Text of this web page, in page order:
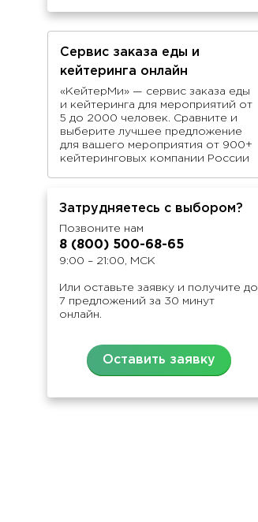
Сервис заказа еды и
кейтеринга онлайн
«КейтерМи» — сервис заказа еды
и кейтеринга для мероприятий от
5 до 2000 человек. Сравните и
выберите лучшее предложение
для вашего мероприятия от 900+
кейтеринговых компании России
Затрудняетесь с выбором?
Позвоните нам
8 (800) 500-68-65
9:00 – 21:00, МСК
Или оставьте заявку и получите до
7 предложений за 30 минут
онлайн.
Оставить заявку